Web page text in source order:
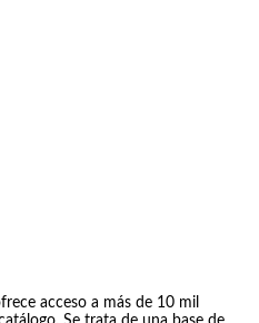
acceso a más de 10 mil